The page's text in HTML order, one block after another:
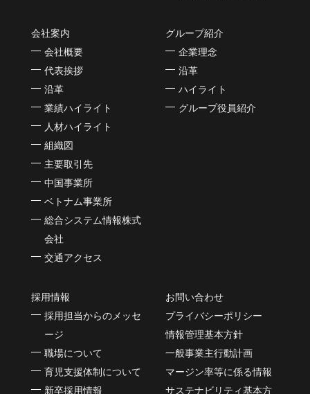
会社案内
会社概要
代表挨拶
沿革
業績ハイライト
人材ハイライト
組織図
主要取引先
中国事業所
ベトナム事業所
総合システム情報株式
会社
交通アクセス
グループ紹介
企業理念
沿革
ハイライト
グループ役員紹介
採用情報
採用担当からのメッセ
ージ
職場について
育児支援体制について
新卒採用情報
お問い合わせ
プライバシーポリシー
情報管理基本方針
一般事業主行動計画
マージン率等に係る情報
サステナビリティ基本方